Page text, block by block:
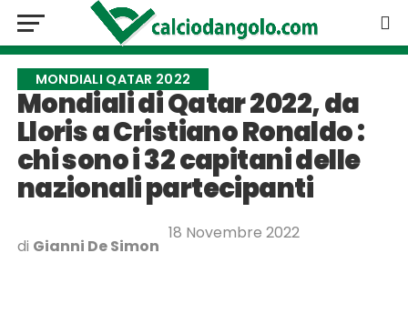
MONDIALI QATAR 2022
Mondiali di Qatar 2022, da
Lloris a Cristiano Ronaldo :
chi sono i 32 capitani delle
nazionali partecipanti
di Gianni De Simon
18 Novembre 2022